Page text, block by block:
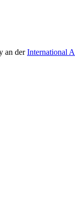
an derInternational